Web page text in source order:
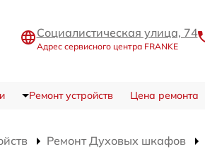
Социалистическая улица, 74
Адрес сервисного центра FRANKE
Ремонт устройств Цена ремонта
Ремонт Духовых шкафов